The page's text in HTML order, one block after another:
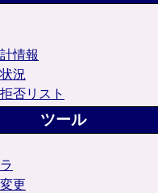
情報
況
否リスト
ツール
更